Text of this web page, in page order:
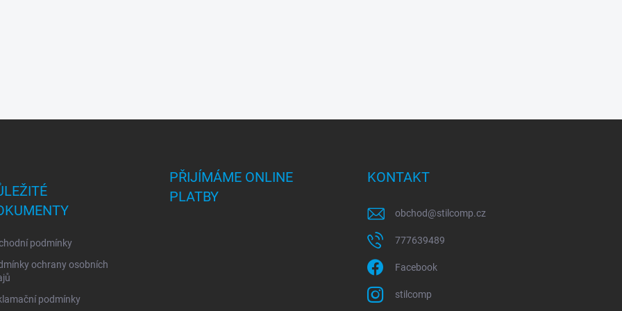
podmínky
ochrany osobních
podmínky
PŘIJÍMÁME ONLINE
PLATBY
KONTAKT
obchod@stilcomp.cz
777639489
Facebook
stilcomp